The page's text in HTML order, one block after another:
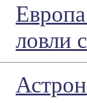
ловли